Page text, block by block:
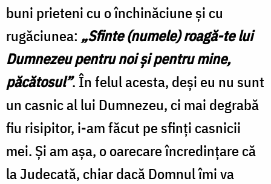
buni prieteni cu o închinăciune şi cu
rugăciunea: „Sfinte (numele) roagă-te lui
Dumnezeu pentru noi şi pentru mine,
păcătosul”. În felul acesta, deşi eu nu sunt
un casnic al lui Dumnezeu, ci mai degrabă
fiu risipitor, i-am făcut pe sfinţi casnicii
mei. Şi am aşa, o oarecare încredinţare că
la Judecată, chiar dacă Domnul îmi va